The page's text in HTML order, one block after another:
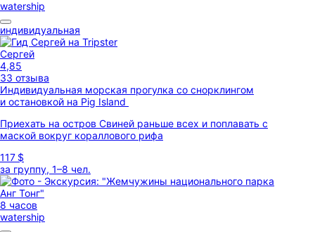
watership
индивидуальная
Сергей
4,85
33 отзыва
Индивидуальная морская прогулка со снорклингом
и остановкой на Pig Island
Приехать на остров Свиней раньше всех и поплавать с
маской вокруг кораллового рифа
117 $
за группу, 1–8 чел.
8 часов
watership